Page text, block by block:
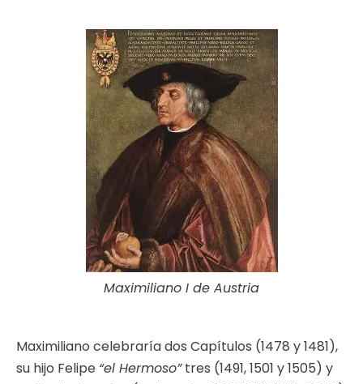
Maximiliano I de Austria
Maximiliano celebraría dos Capítulos (1478 y 1481),
su hijo Felipe “el Hermoso”tres (1491, 1501 y 1505) y